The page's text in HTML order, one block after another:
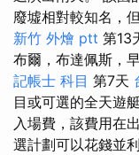
廢墟相對較知名，
新竹 外燴 ptt 第13
布爾，布達佩斯，
記帳士 科目 第7天
目或可選的全天遊
入場費，該費用在
選計劃可以花錢並